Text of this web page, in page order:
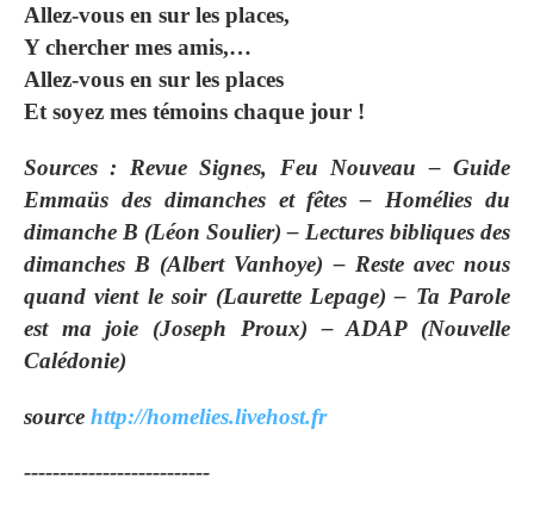
Allez-vous en sur les places,
Y chercher mes amis,…
Allez-vous en sur les places
Et soyez mes témoins chaque jour !
Sources : Revue Signes, Feu Nouveau – Guide
Emmaüs des dimanches et fêtes – Homélies du
dimanche B (Léon Soulier) – Lectures bibliques des
dimanches B (Albert Vanhoye) – Reste avec nous
quand vient le soir (Laurette Lepage) – Ta Parole
est ma joie (Joseph Proux) – ADAP (Nouvelle
Calédonie)
source http://homelies.livehost.fr
--------------------------